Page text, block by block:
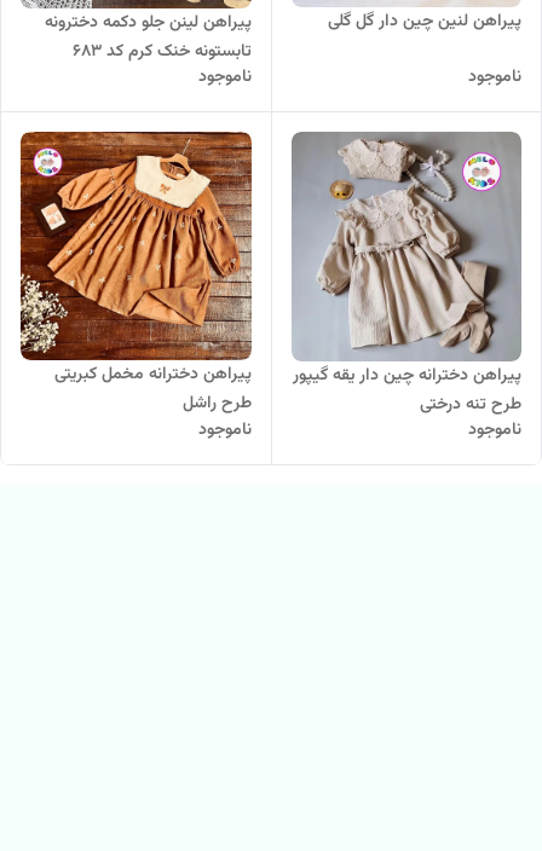
پیراهن لنین چین دار گل گلی
ناموجود
پیراهن لینن جلو دکمه دخترونه
تابستونه خنک کرم کد 683
ناموجود
پیراهن دخترانه چین دار یقه گیپور
طرح تنه درختی
ناموجود
پیراهن دخترانه مخمل کبریتی
طرح راشل
ناموجود